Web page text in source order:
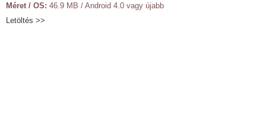
Méret / OS: 46.9 MB / Android 4.0 vagy újabb
Letöltés >>